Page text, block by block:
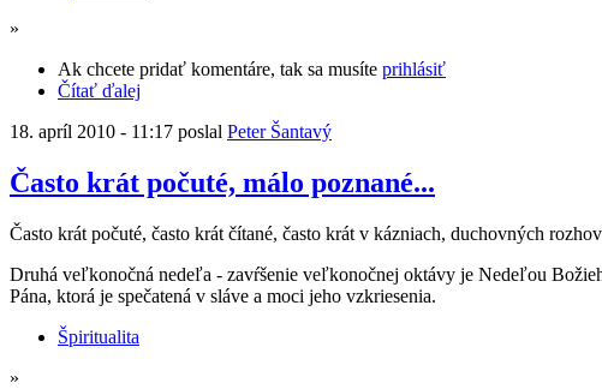
»
Ak chcete pridať komentáre, tak sa musíte prihlásiť
Čítať ďalej
18. apríl 2010 - 11:17 poslal Peter Šantavý
Často krát počuté, málo poznané...
Často krát počuté, často krát čítané, často krát v kázniach, duchovných
Druhá veľkonočná nedeľa - zavŕšenie veľkonočnej oktávy je Nedeľou
Pána, ktorá je spečatená v sláve a moci jeho vzkriesenia.
Špiritualita
»